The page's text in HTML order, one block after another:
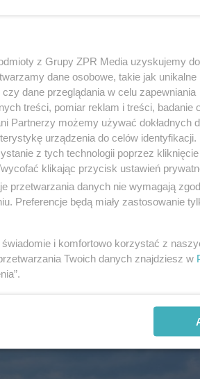
z Grupy ZPR Media uzyskujemy
dane osobowe, takie jak unikalne
dane przeglądania w celu zapewniania
treści, pomiar reklam i treści, badanie
Partnerzy możemy używać dokładnych
urządzenia do celów identyfikacji.
z tych technologii poprzez kliknięcie
klikając przycisk ustawień
przetwarzania danych nie wymagają
Preferencje będą miały zastosowanie
i komfortowo korzystać z
Twoich danych znajdziesz w